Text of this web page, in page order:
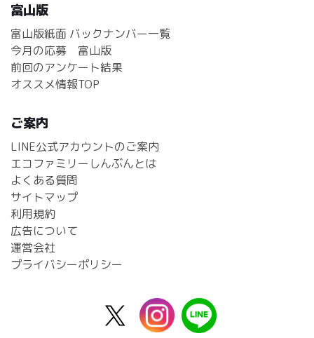
富山版
富山版紙面 バックナンバー一覧
今月の応募 富山版
前回のアンケート結果
オススメ情報TOP
ご案内
LINE公式アカウントのご案内
エコファミリーしんぶんとは
よくある質問
サイトマップ
利用規約
広告について
運営会社
プライバシーポリシー
instagram